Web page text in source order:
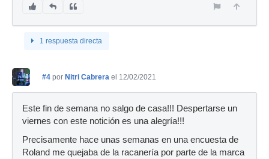
1 respuesta directa
#4 por Nitri Cabrera el 12/02/2021
Este fin de semana no salgo de casa!!! Despertarse un
viernes con este notición es una alegría!!!
Precisamente hace unas semanas en una encuesta de
Roland me quejaba de la racanería por parte de la marca